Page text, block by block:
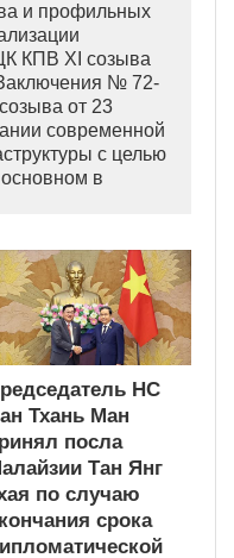
и профильных
КПВ XI созыва
№ 72-
от 23
современной
с целью
в
НС
Тхань Ман
посла
Тан Янг
по случаю
срока